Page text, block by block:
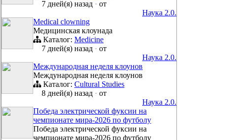
7 дней(я) назад · от
Наука 2.0.
Medical clowning
Медицинская клоунада
Каталог: Medicine
7 дней(я) назад · от
Наука 2.0.
Международная неделя клоунов
Международная неделя клоунов
Каталог: Cultural Studies
8 дней(я) назад · от
Наука 2.0.
Победа электрической фуксии на
чемпионате мира-2026 по футболу
Победа электрической фуксии на
чемпионате мира-2026 по футболу